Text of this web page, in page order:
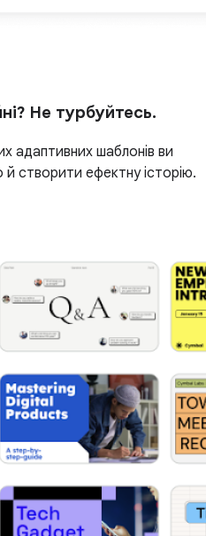
Не турбуйтесь.
адаптивних шаблонів ви
створити ефектну історію.